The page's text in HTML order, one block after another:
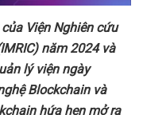
Viện Nghiên cứu
năm 2024 và
lý viện ngày
Blockchain và
hứahẹnmở ra